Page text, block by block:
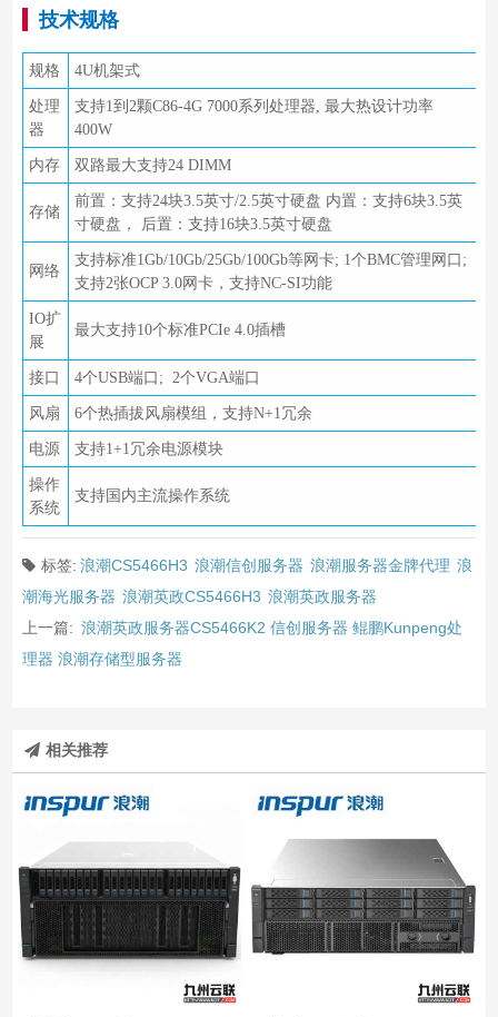
技术规格
规格 4U机架式
处理
器
支持1到2颗C86-4G 7000系列处理器, 最大热设计功率
400W
内存 双路最大支持24 DIMM
存储
前置：支持24块3.5英寸/2.5英寸硬盘 内置：支持6块3.5英
寸硬盘， 后置：支持16块3.5英寸硬盘
网络
支持标准1Gb/10Gb/25Gb/100Gb等网卡; 1个BMC管理网口;
支持2张OCP 3.0网卡，支持NC-SI功能
IO扩
展
最大支持10个标准PCIe 4.0插槽
接口 4个USB端口; 2个VGA端口
风扇 6个热插拔风扇模组，支持N+1冗余
电源 支持1+1冗余电源模块
操作
系统
支持国内主流操作系统
标签: 浪潮CS5466H3 浪潮信创服务器 浪潮服务器金牌代理 浪
潮海光服务器 浪潮英政CS5466H3 浪潮英政服务器
上一篇: 浪潮英政服务器CS5466K2 信创服务器 鲲鹏Kunpeng处
理器 浪潮存储型服务器
相关推荐